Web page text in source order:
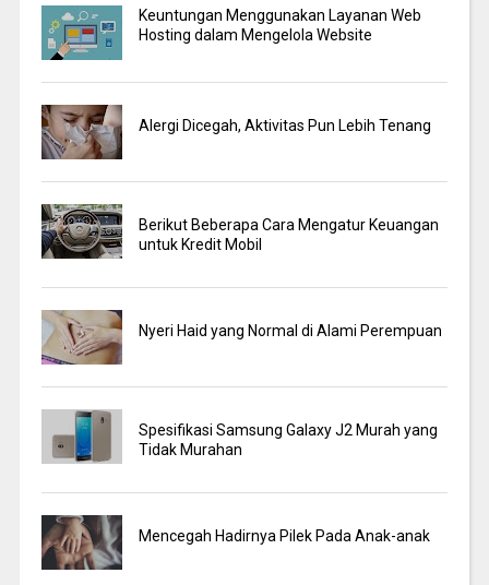
Keuntungan Menggunakan Layanan Web
Hosting dalam Mengelola Website
Alergi Dicegah, Aktivitas Pun Lebih Tenang
Berikut Beberapa Cara Mengatur Keuangan
untuk Kredit Mobil
Nyeri Haid yang Normal di Alami Perempuan
Spesifikasi Samsung Galaxy J2 Murah yang
Tidak Murahan
Mencegah Hadirnya Pilek Pada Anak-anak